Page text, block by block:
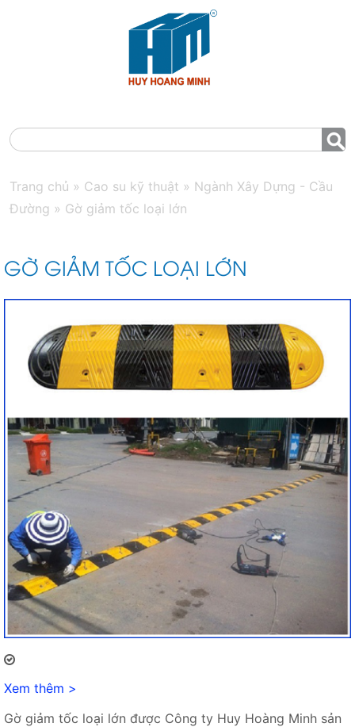
Trang chủ » Cao su kỹ thuật » Ngành Xây Dựng - Cầu
Đường » Gờ giảm tốc loại lớn
GỜ GIẢM TỐC LOẠI LỚN
Xem thêm >
Gờ giảm tốc loại lớn được Công ty Huy Hoàng Minh sản